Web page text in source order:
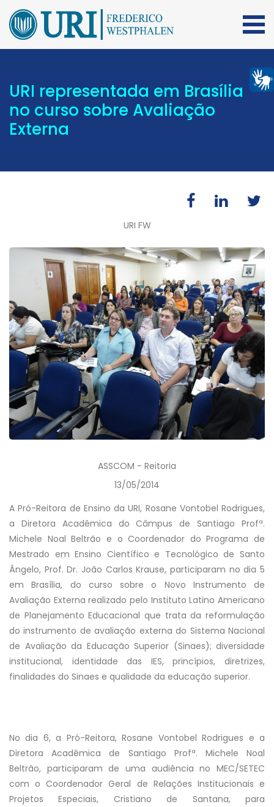
URI representada em Brasília
no curso sobre Avaliação
Externa
URI FW
ASSCOM - Reitoria
13/05/2014
A Pró-Reitora de Ensino da URI, Rosane Vontobel Rodrigues,
a Diretora Acadêmica do Câmpus de Santiago Profª.
Michele Noal Beltrão e o Coordenador do Programa de
Mestrado em Ensino Científico e Tecnológico de Santo
Ângelo, Prof. Dr. João Carlos Krause, participaram no dia 5
em Brasília, do curso sobre o Novo Instrumento de
Avaliação Externa realizado pelo Instituto Latino Americano
de Planejamento Educacional que trata da reformulação
do instrumento de avaliação externa do Sistema Nacional
de Avaliação da Educação Superior (Sinaes); diversidade
institucional, identidade das IES, princípios, diretrizes,
finalidades do Sinaes e qualidade da educação superior.
No dia 6, a Pró-Reitora, Rosane Vontobel Rodrigues e a
Diretora Acadêmica de Santiago Profª. Michele Noal
Beltrão, participaram de uma audiência no MEC/SETEC
com o Coordenador Geral de Relações Institucionais e
Projetos Especiais, Cristiano de Santana, para